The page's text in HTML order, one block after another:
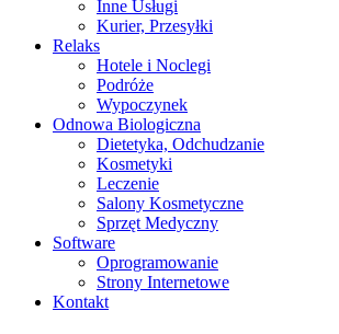
Inne Usługi
Kurier, Przesyłki
Relaks
Hotele i Noclegi
Podróże
Wypoczynek
Odnowa Biologiczna
Dietetyka, Odchudzanie
Kosmetyki
Leczenie
Salony Kosmetyczne
Sprzęt Medyczny
Software
Oprogramowanie
Strony Internetowe
Kontakt